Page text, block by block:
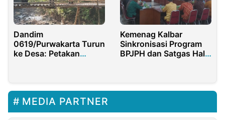
Dandim
0619/Purwakarta Turun
ke Desa: Petakan
Kemenag Kalbar
Sinkronisasi Program
BPJPH dan Satgas Halal
MEDIA PARTNER